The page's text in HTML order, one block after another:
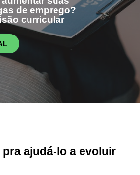
de emprego?
curricular
ajudá-lo a evoluir